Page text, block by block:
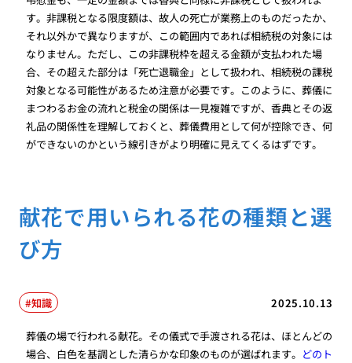
す。非課税となる限度額は、故人の死亡が業務上のものだったか、
それ以外かで異なりますが、この範囲内であれば相続税の対象には
なりません。ただし、この非課税枠を超える金額が支払われた場
合、その超えた部分は「死亡退職金」として扱われ、相続税の課税
対象となる可能性があるため注意が必要です。このように、葬儀に
まつわるお金の流れと税金の関係は一見複雑ですが、香典とその返
礼品の関係性を理解しておくと、葬儀費用として何が控除でき、何
ができないのかという線引きがより明確に見えてくるはずです。
献花で用いられる花の種類と選
び方
2025.10.13
知識
葬儀の場で行われる献花。その儀式で手渡される花は、ほとんどの
場合、白色を基調とした清らかな印象のものが選ばれます。 どのト